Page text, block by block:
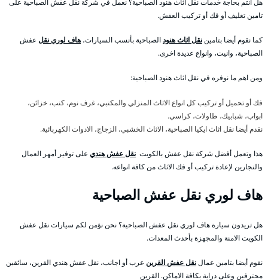
هل أنتم بحاجة خدمات نقل اثاث هنود الصباحية؟ نعمل في شركة نقل عفش الصباحية على
تامين تغليف أو فك أو تركيب العفش.
كما نقوم أيضا بتاميننقل اثاث هنودالصباحية بأنسب السيارات، هاف لوري نقل عفش
الصباحية، وانيت، وانواع عديدة اخرى.
ومن اهم ما نوفره في نقل اثاث هنود الصباحية:
فك أو تحميل أو تركيب كل انواع الاثاث المنزلي والمكتبي، غرف نوم، كنب، خزائن،
ابواب، شبابيك، طاولات، كراسي.
نقدم أيضا نقل اثاث ايكيا الصباحية، الاثاث الخشبي، الزجاج، الادوات الكهربائية.
هذا وتعمل أفضل شركة نقل عفش بالكويت نقل عفش هندي على توفير أمهر العمال
والنجارين لإعادة تركيب أو فك الاثاث من كافة انواعه.
هاف لوري نقل عفش الصباحية
هل تريدون سيارة هاف لوري نقل عفش الصباحية؟ نحن نؤمن لكم سيارات نقل عفش
الكويت الامنة والمجهزة بأحدث المعدات.
نقوم أيضا بتامين عمالنقل عفش القرين عرب أو اجانب، نقل عفش هندي القرين، سائقين
محترفين وعلى دراية بكافة الاماكن. القرين